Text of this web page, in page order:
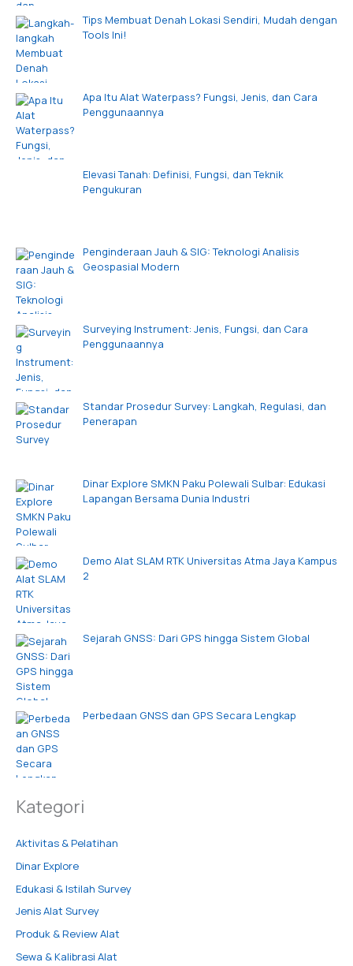
Tips Membuat Denah Lokasi Sendiri, Mudah dengan
Tools Ini!
Apa Itu Alat Waterpass? Fungsi, Jenis, dan Cara
Penggunaannya
Elevasi Tanah: Definisi, Fungsi, dan Teknik
Pengukuran
Penginderaan Jauh & SIG: Teknologi Analisis
Geospasial Modern
Surveying Instrument: Jenis, Fungsi, dan Cara
Penggunaannya
Standar Prosedur Survey: Langkah, Regulasi, dan
Penerapan
Dinar Explore SMKN Paku Polewali Sulbar: Edukasi
Lapangan Bersama Dunia Industri
Demo Alat SLAM RTK Universitas Atma Jaya Kampus
2
Sejarah GNSS: Dari GPS hingga Sistem Global
Perbedaan GNSS dan GPS Secara Lengkap
Kategori
Aktivitas & Pelatihan
Dinar Explore
Edukasi & Istilah Survey
Jenis Alat Survey
Produk & Review Alat
Sewa & Kalibrasi Alat